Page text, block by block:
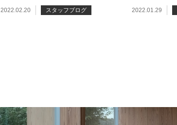
2022.02.20 スタッフブログ 2022.01.29